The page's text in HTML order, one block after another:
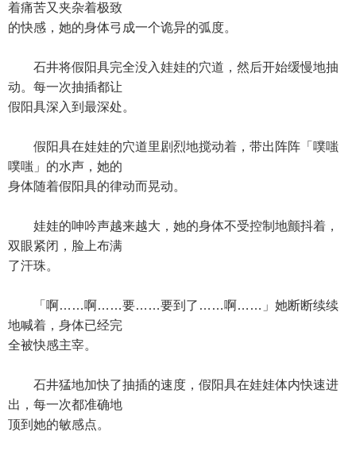
着痛苦又夹杂着极致
的快感，她的身体弓成一个诡异的弧度。
石井将假阳具完全没入娃娃的穴道，然后开始缓慢地抽
动。每一次抽插都让
假阳具深入到最深处。
假阳具在娃娃的穴道里剧烈地搅动着，带出阵阵「噗嗤
噗嗤」的水声，她的
身体随着假阳具的律动而晃动。
娃娃的呻吟声越来越大，她的身体不受控制地颤抖着，
双眼紧闭，脸上布满
了汗珠。
「啊……啊……要……要到了……啊……」她断断续续
地喊着，身体已经完
全被快感主宰。
石井猛地加快了抽插的速度，假阳具在娃娃体内快速进
出，每一次都准确地
顶到她的敏感点。